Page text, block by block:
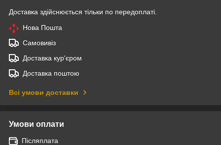
Доставка здійснюється тільки по передоплаті.
Нова Пошта
Самовивіз
Доставка кур'єром
Доставка поштою
Всі умови доставки
Умови оплати
Післяплата